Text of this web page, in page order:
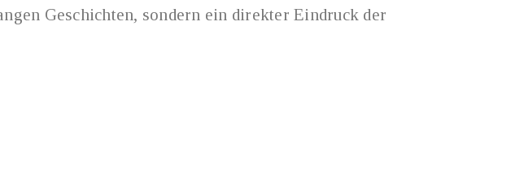
Geschichten, sondern ein direkter Eindruck der